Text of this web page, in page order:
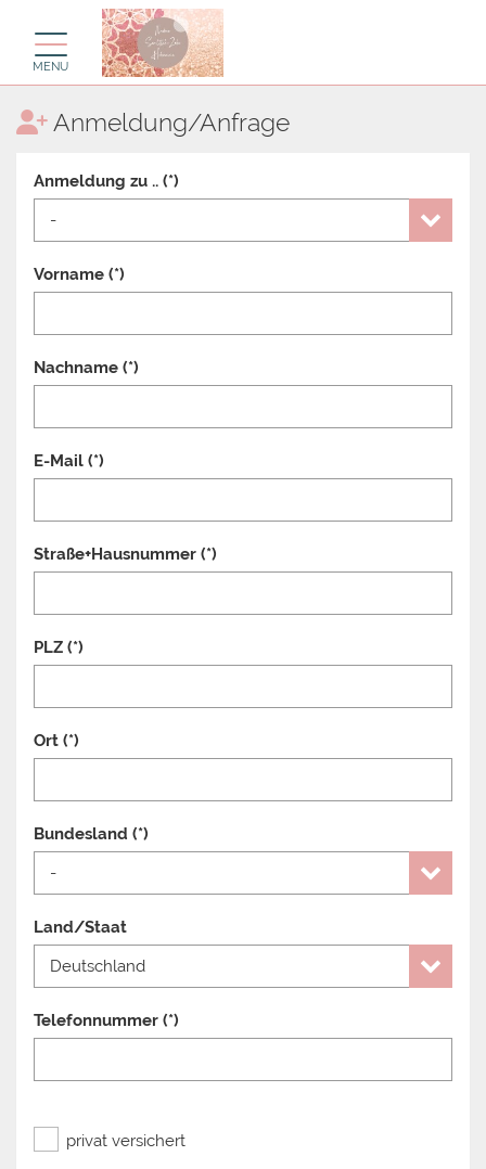
Toggle navigation
MENU
Anmeldung/Anfrage
Anmeldung zu .. (*)
Vorname (*)
Nachname (*)
E-Mail (*)
Straße+Hausnummer (*)
PLZ (*)
Ort (*)
Bundesland (*)
Land/Staat
Telefonnummer (*)
privat versichert